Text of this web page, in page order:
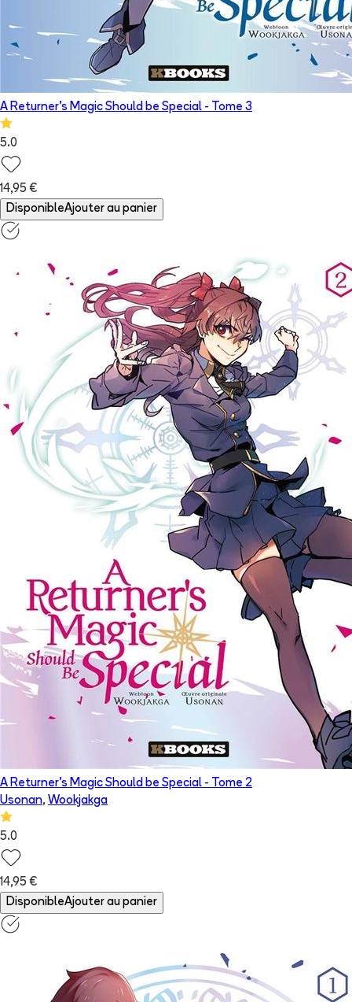
A Returner's Magic Should be Special - Tome 3
5.0
14,95 €
DisponibleAjouter au panier
A Returner's Magic Should be Special - Tome 2
Usonan, Wookjakga
5.0
14,95 €
DisponibleAjouter au panier